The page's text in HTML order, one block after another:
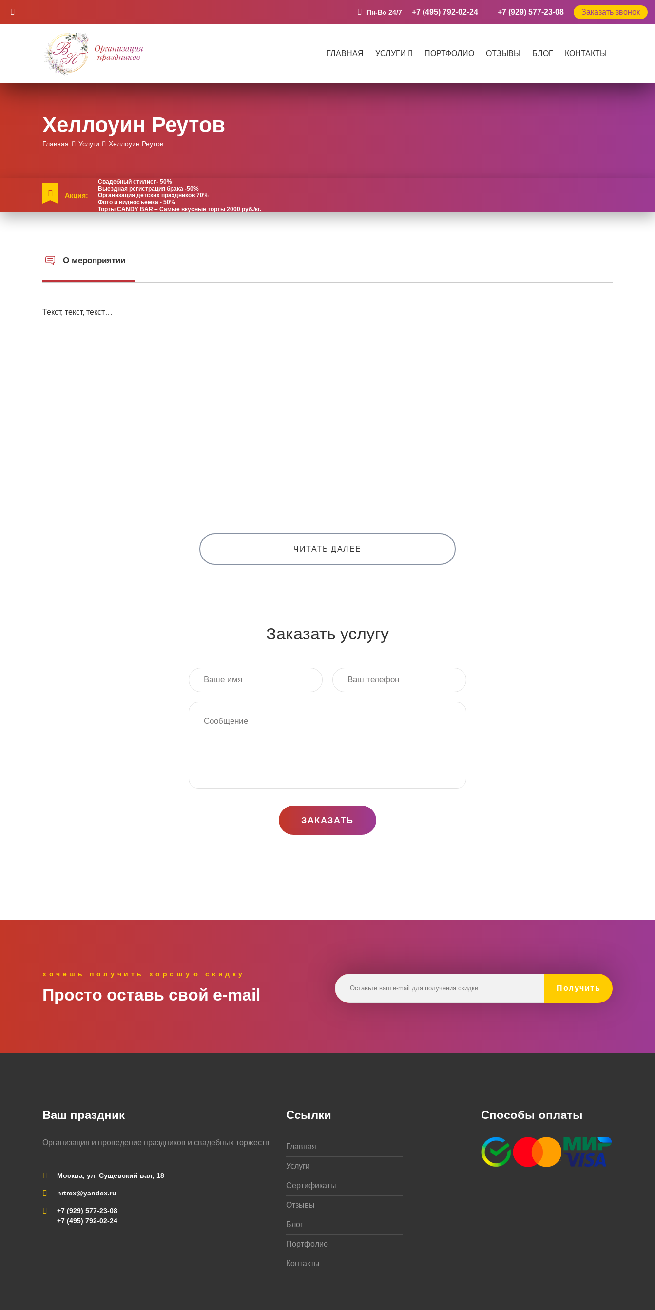
Пн-Вс 24/7 +7 (495) 792-02-24 +7 (929) 577-23-08 Заказать звонок
ГЛАВНАЯ УСЛУГИ ПОРТФОЛИО ОТЗЫВЫ БЛОГ КОНТАКТЫ
Хеллоуин Реутов
Главная Услуги Хеллоуин Реутов
Акция:
Свадебный стилист- 50%
Выездная регистрация брака -50%
Организация детских праздников 70%
Фото и видеосъемка - 50%
Торты CANDY BAR – Самые вкусные торты 2000 руб./кг.
О мероприятии
Текст, текст, текст…
ЧИТАТЬ ДАЛЕЕ
Заказать услугу
ЗАКАЗАТЬ
хочешь получить хорошую скидку
Просто оставь свой e‑mail Получить
Ваш праздник
Организация и проведение праздников и свадебных торжеств
Москва, ул. Сущевский вал, 18
hrtrex@yandex.ru
+7 (929) 577-23-08
+7 (495) 792-02-24
Ссылки
Главная
Услуги
Сертификаты
Отзывы
Блог
Портфолио
Контакты
Способы оплаты